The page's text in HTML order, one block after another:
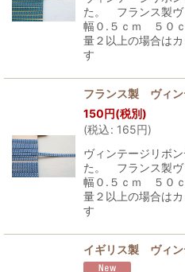
た。 フランス製
幅０.５ｃｍ ５０
量２以上の場合は
す
フランス製 ヴィ
150円(税別)
(税込: 165円)
ヴィンテージリボ
た。 フランス製
幅０.５ｃｍ ５０
量２以上の場合は
す
イギリス製 ヴィン